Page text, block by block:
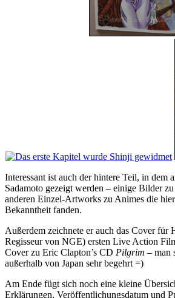
Interessant ist auch der hintere Teil, in dem
Sadamoto gezeigt werden – einige Bilder zu
anderen Einzel-Artworks zu Animes die
Bekanntheit fanden.
Außerdem zeichnete er auch das Cover für
Regisseur von NGE) ersten Live Action
Cover zu Eric Clapton’s CD Pilgrim – man
außerhalb von Japan sehr begehrt =)
Am Ende fügt sich noch eine kleine
Erklärungen, Veröffentlichungsdatum und